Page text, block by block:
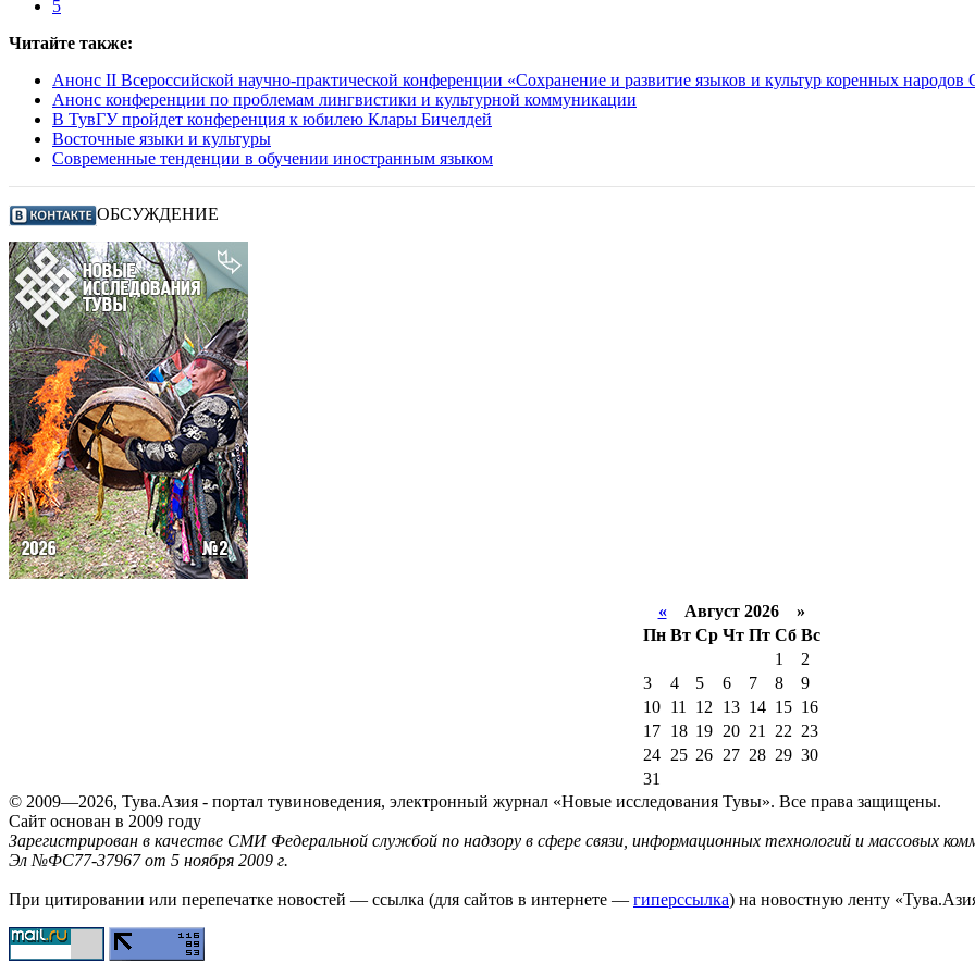
5
Читайте также:
Анонс II Всероссийской научно-практической конференции «Сохранение и развитие языков и культур коренных народов
Анонс конференции по проблемам лингвистики и культурной коммуникации
В ТувГУ пройдет конференция к юбилею Клары Бичелдей
Восточные языки и культуры
Современные тенденции в обучении иностранным языком
ОБСУЖДЕНИЕ
«Август 2026 »
Пн Вт Ср Чт Пт Сб Вс
1
2
3
4 5 6 7 8
9
10
11 12 13 14 15 16
17
18 19 20 21 22 23
24
25 26 27 28 29 30
31
© 2009—2026, Тува.Азия - портал тувиноведения, электронный журнал «Новые исследования Тувы». Все права защищены.
Сайт основан в 2009 году
Зарегистрирован в качестве СМИ Федеральной службой по надзору в сфере связи, информационных технологий и массовых
Эл №ФС77-37967 от 5 ноября 2009 г.
При цитировании или перепечатке новостей — ссылка (для сайтов в интернете — гиперссылка) на новостную ленту